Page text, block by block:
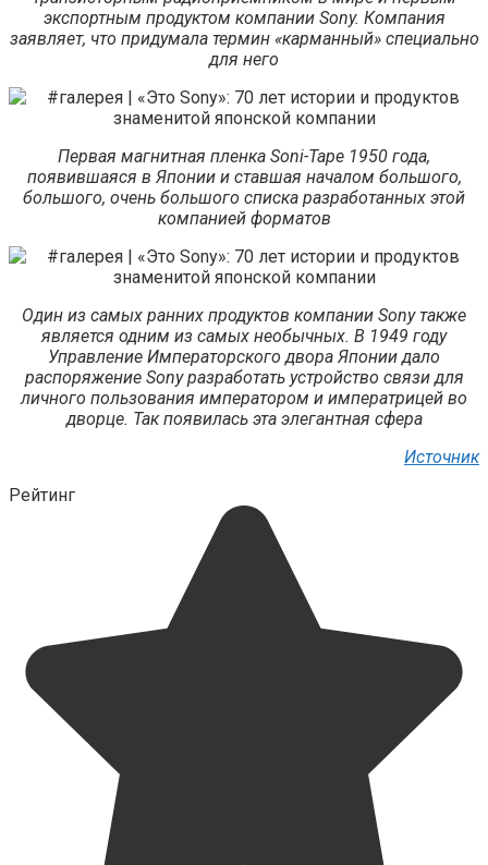
экспортным продуктом компании Sony. Компания
заявляет, что придумала термин «карманный» специально
для него
Первая магнитная пленка Soni-Tape 1950 года,
появившаяся в Японии и ставшая началом большого,
большого, очень большого списка разработанных этой
компанией форматов
Один из самых ранних продуктов компании Sony также
является одним из самых необычных. В 1949 году
Управление Им­пе­ра­торс­ко­го двора Японии дало
распоряжение Sony разработать устройство связи для
личного пользования императором и императрицей во
дворце. Так появилась эта элегантная сфера
Источник
Рейтинг